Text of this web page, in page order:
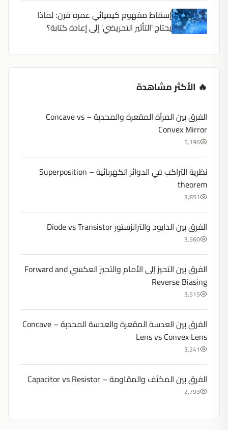
إسقاط مفهوم كيميائي عمره قرن: لماذا
يحتاج 'التأثير التحريضي' إلى إعادة كتابة؟
🔥 الأكثر مشاهدة
الفرق بين المرآة المقعرة والمحدبة – Concave vs
Convex Mirror
5,196
نظرية التراكب في الدوائر الكهربائية – Superposition
theorem
3,851
الفرق بين الدايود والترانزستور Diode vs Transistor
3,560
الفرق بين التحيز إلى الأمام والتحيز العكسي Forward and
Reverse Biasing
3,515
الفرق بين العدسة المقعرة والعدسة المحدبة – Concave
Lens vs Convex Lens
3,241
الفرق بين المكثف والمقاومة – Capacitor vs Resistor
2,793